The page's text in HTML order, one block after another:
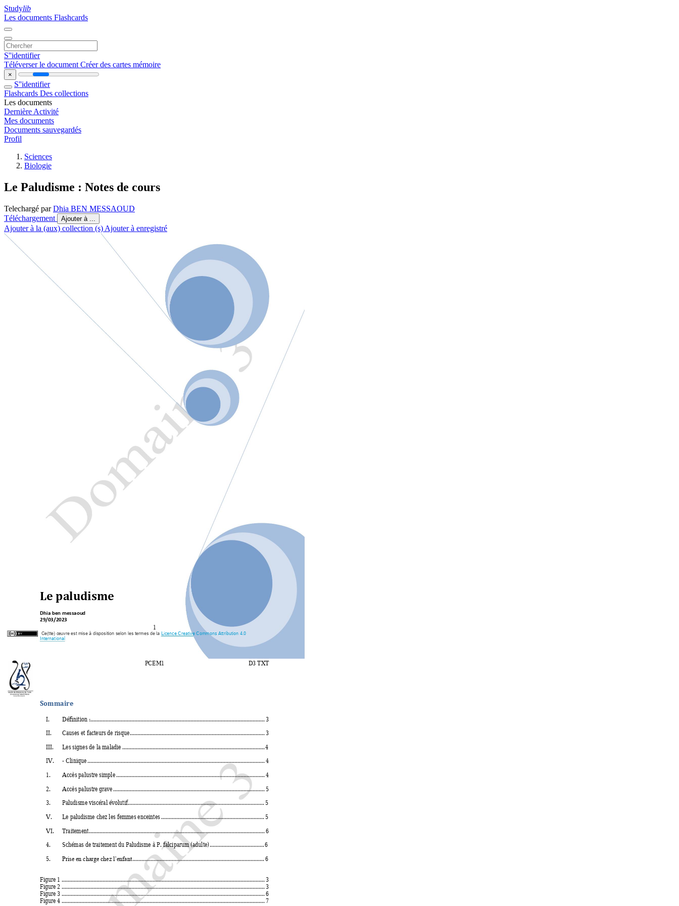
Studylib
Les documents Flashcards
S''identifier
Téléverser le document Créer des cartes mémoire
×
S''identifier
Flashcards Des collections
Les documents
Dernière Activité
Mes documents
Documents sauvegardés
Profil
Sciences
Biologie
Le Paludisme : Notes de cours
Telechargé parDhia BEN MESSAOUD
Téléchargement
Ajouter à ...
Ajouter à la (aux) collection (s) Ajouter à enregistré
1
Ce(tte) œuvre est mise à disposition selon les termes de la Licence Creative Commons Attribution 4.0
International
Le paludisme
Dhia ben messaoud
29/03/2023
PCEM1 D3 TXT
Sommaire
I. Définition : ................................................................................................................... 3
II.
Causes et facteurs de risque ......................................................................................... 3
III.
Les signes de la maladie .............................................................................................. 4
IV.
- Clinique ..................................................................................................................... 4
1.
Accès palustre simple .................................................................................................. 4
2.
Accès palustre grave .................................................................................................... 5
3.
Paludisme viscéral évolutif .......................................................................................... 5
V.
Le paludisme chez les femmes enceintes .................................................................... 5
VI.
Traitement .................................................................................................................... 6
4.
Schémas de traitement du Paludisme à P. falciparum (adulte) .................................... 6
5.
Prise en charge chez l’enfant ....................................................................................... 6
Figure 1 ...................................................................................................................................... 3
Figure 2 ...................................................................................................................................... 3
Figure 3 ...................................................................................................................................... 6
Figure 4 ...................................................................................................................................... 7